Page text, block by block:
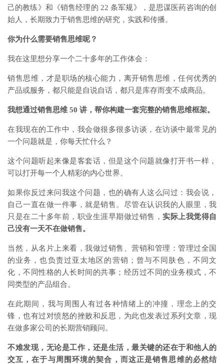
己的教练》和《销售经理的 22 条军规》，是思谋医药咨询的创
始人，长期致力于销售思维的研究，实践和传播。
你为什么需要销售思维呢？
我在这里想分享一个二十多年的工作体会：
销售思维，才是职场的核心能力，离开销售思维，任何优秀的
产品或服务，都只能是自说自话，都只是库存而变不成商品。
我想通过销售思维 50 讲，帮你构建一套完整的销售思维框架。
在我现在的工作中，我会做很多很多访谈，在访谈中最常见的
一个问题就是，你每天忙什么？
这个问题听起来像是客套话，但是这个问题就像打开书一样，
可以打开每一个人精彩的内心世界。
如果你反过来问我这个问题，也的确有人这么问过：我会说，
自己一直在做一件事，就是销售。尽管在认识我的人眼里，我
只是在二十多年前，职业生涯早期做过销售， 实际上我觉得自
己没有一天不在做销售。
当然，从名片上来看，我做过销售、营销和管理：管理过全国
的业务，也负责过亚太地区的营销；曾与不同肤色，不同文
化，不同性格的人长时间的共事；经历过不同的业务模式，不
同类型的产品组合。
在此期间，我与周围人有过各种情绪上的冲撞，理念上的交
锋，也有过对愤怒的挫败和反思，为此也发表过系列文章，现
在做多家公司的长期营销顾问。
不难发现，无论是工作，还是生活，最关键的还在于和他人的
交互，在于与周围环境的契合，而这正是销售思维的必然结